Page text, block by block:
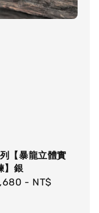
【暴龍立體實
】銀
- NT$